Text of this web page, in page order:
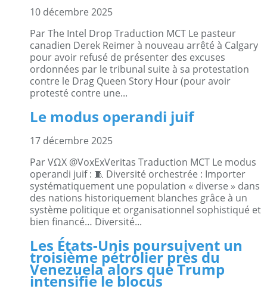
10 décembre 2025
Par The Intel Drop Traduction MCT Le pasteur
canadien Derek Reimer à nouveau arrêté à Calgary
pour avoir refusé de présenter des excuses
ordonnées par le tribunal suite à sa protestation
contre le Drag Queen Story Hour (pour avoir
protesté contre une...
Le modus operandi juif
17 décembre 2025
Par VΩX @VoxExVeritas Traduction MCT Le modus
operandi juif : 🧵 Diversité orchestrée : Importer
systématiquement une population « diverse » dans
des nations historiquement blanches grâce à un
système politique et organisationnel sophistiqué et
bien financé… Diversité...
Les États-Unis poursuivent un
troisième pétrolier près du
Venezuela alors que Trump
intensifie le blocus